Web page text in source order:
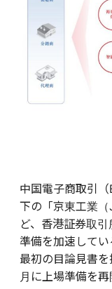
中国電子商取引
下の「京東工業
ど、香港証券取
準備を加速して
最初の目論見書
月に上場準備を再